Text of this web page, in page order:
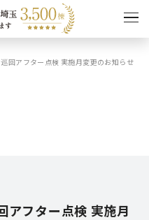
巡回アフター点検 実施月変更のお知らせ
アフター点検 実施月